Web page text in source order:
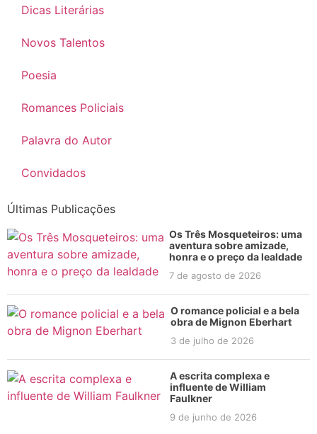
Dicas Literárias
Novos Talentos
Poesia
Romances Policiais
Palavra do Autor
Convidados
Últimas Publicações
Os Três Mosqueteiros: uma
aventura sobre amizade,
honra e o preço da lealdade
7 de agosto de 2026
O romance policial e a bela
obra de Mignon Eberhart
3 de julho de 2026
A escrita complexa e
influente de William
Faulkner
9 de junho de 2026